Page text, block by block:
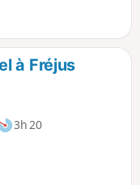
deà Fréjus
3h 20